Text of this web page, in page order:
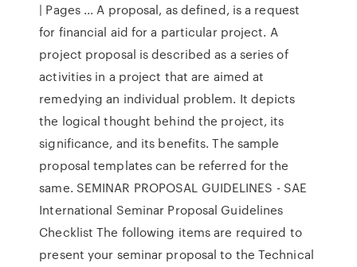
| Pages ... A proposal, as defined, is a request
for financial aid for a particular project. A
project proposal is described as a series of
activities in a project that are aimed at
remedying an individual problem. It depicts
the logical thought behind the project, its
significance, and its benefits. The sample
proposal templates can be referred for the
same. SEMINAR PROPOSAL GUIDELINES - SAE
International Seminar Proposal Guidelines
Checklist The following items are required to
present your seminar proposal to the Technical